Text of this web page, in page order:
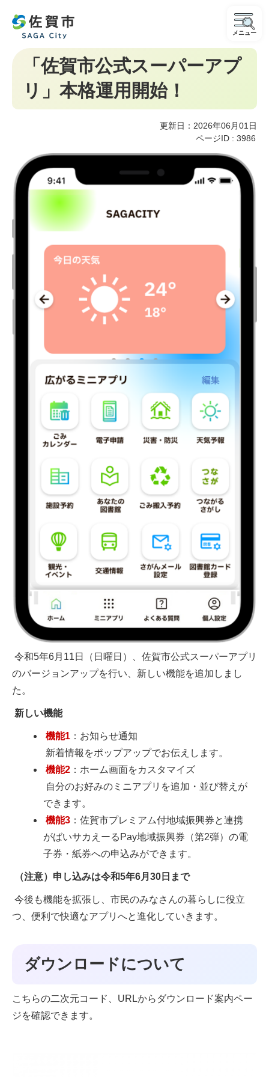
メニュー
「佐賀市公式スーパーアプ
リ」本格運用開始！
更新日：2026年06月01日
ページID : 3986
令和5年6月11日（日曜日）、佐賀市公式スーパーアプリ
のバージョンアップを行い、新しい機能を追加しまし
た。
新しい機能
機能1 ：お知らせ通知
新着情報をポップアップでお伝えします。
機能2 ：ホーム画面をカスタマイズ
自分のお好みのミニアプリを追加・並び替えが
できます。
機能3 ：佐賀市プレミアム付地域振興券と連携
がばいサカえーるPay地域振興券（第2弾）の電
子券・紙券への申込みができます。
（注意）申し込みは令和5年6月30日まで
今後も機能を拡張し、市民のみなさんの暮らしに役立
つ、便利で快適なアプリへと進化していきます。
ダウンロードについて
こちらの二次元コード、URLからダウンロード案内ペー
ジを確認できます。